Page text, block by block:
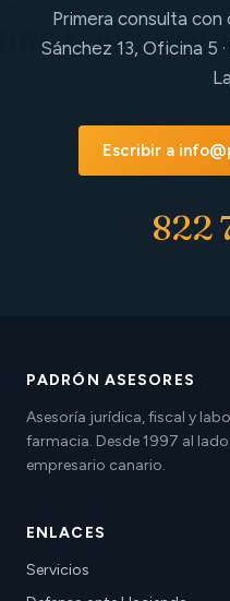
Primera consulta
Sánchez 13, Oficina 5
Escribir a
822
PADRÓN ASESORES
Asesoría jurídica, fiscal y
farmacia. Desde 1997 al
empresario canario.
ENLACES
Servicios